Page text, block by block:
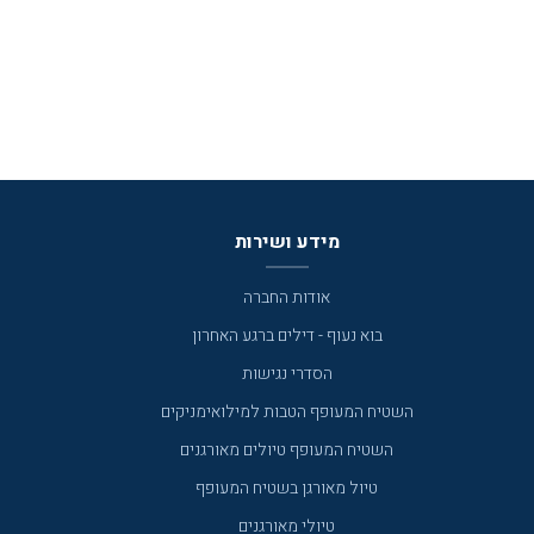
מידע ושירות
אודות החברה
בוא נעוף - דילים ברגע האחרון
הסדרי נגישות
השטיח המעופף הטבות למילואימניקים
השטיח המעופף טיולים מאורגנים
טיול מאורגן בשטיח המעופף
טיולי מאורגנים